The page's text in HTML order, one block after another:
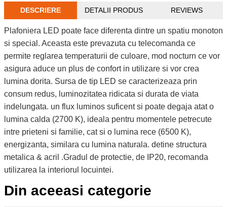
DESCRIERE DETALII PRODUS REVIEWS
Plafoniera LED poate face diferenta dintre un spatiu monoton
si special. Aceasta este prevazuta cu telecomanda ce
permite reglarea temperaturii de culoare, mod nocturn ce vor
asigura aduce un plus de confort in utilizare si vor crea
lumina dorita. Sursa de tip LED se caracterizeaza prin
consum redus, luminozitatea ridicata si durata de viata
indelungata. un flux luminos suficent si poate degaja atat o
lumina calda (2700 K), ideala pentru momentele petrecute
intre prieteni si familie, cat si o lumina rece (6500 K),
energizanta, similara cu lumina naturala. detine structura
metalica & acril .Gradul de protectie, de IP20, recomanda
utilizarea la interiorul locuintei.
Din aceeasi categorie